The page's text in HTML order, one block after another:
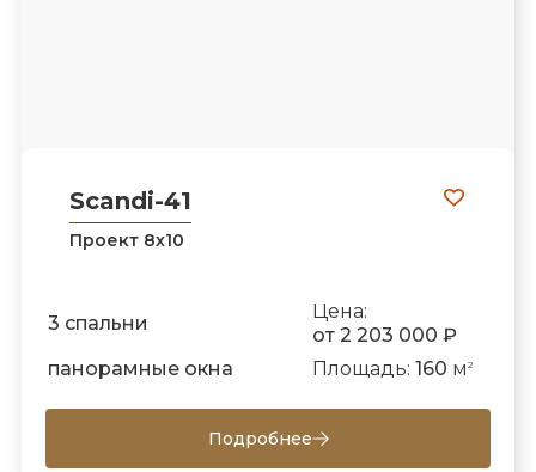
Scandi-41
Проект 8х10
3 спальни
Цена:
от 2 203 000 ₽
панорамные окна
Площадь: 160 м 2
Подробнее